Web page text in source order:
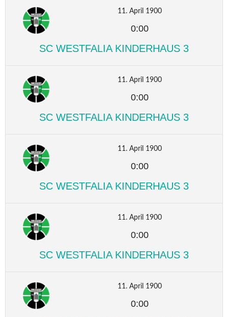
11. April 1900
0:00
SC WESTFALIA KINDERHAUS 3
11. April 1900
0:00
SC WESTFALIA KINDERHAUS 3
11. April 1900
0:00
SC WESTFALIA KINDERHAUS 3
11. April 1900
0:00
SC WESTFALIA KINDERHAUS 3
11. April 1900
0:00